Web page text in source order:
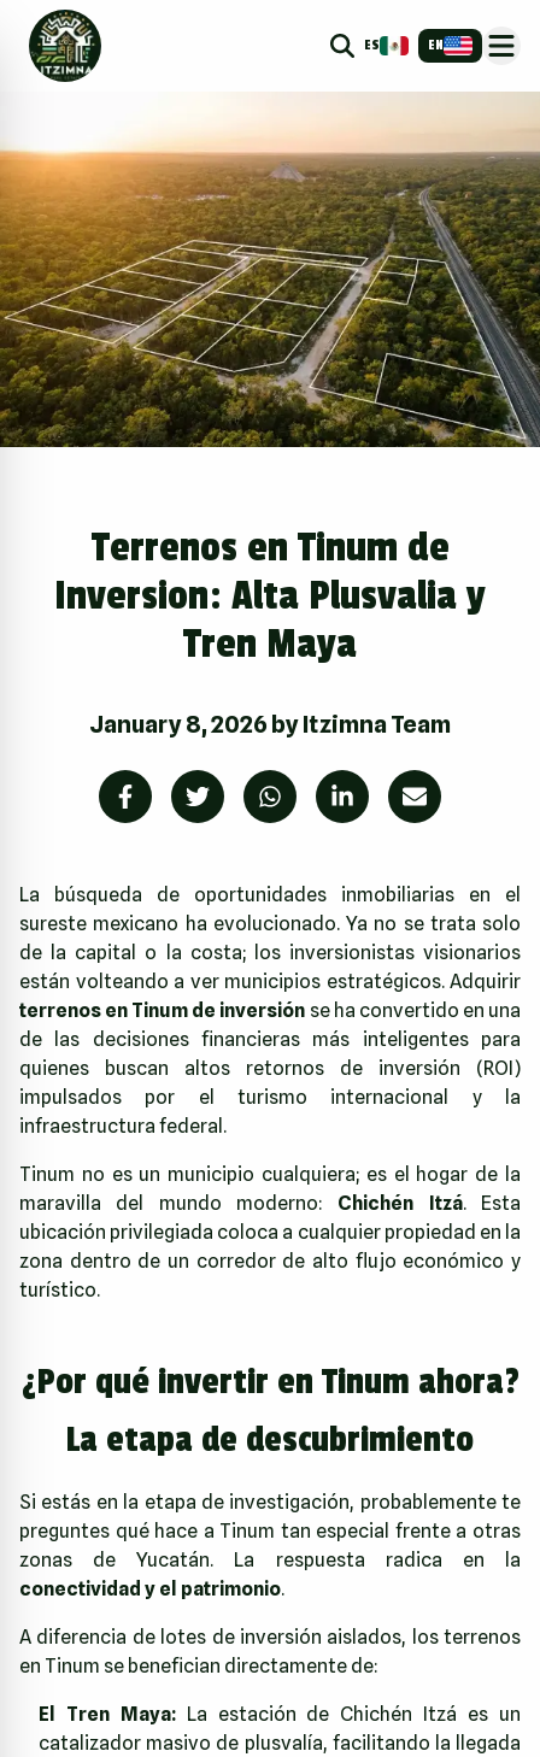
ES EN
Terrenos en Tinum de
Inversion: Alta Plusvalia y
Tren Maya
January 8, 2026 byItzimna Team
La búsqueda de oportunidades inmobiliarias en el
sureste mexicano ha evolucionado. Ya no se trata solo
de la capital o la costa; los inversionistas visionarios
están volteando a ver municipios estratégicos. Adquirir
terrenos en Tinum de inversión se ha convertido en una
de las decisiones financieras más inteligentes para
quienes buscan altos retornos de inversión (ROI)
impulsados por el turismo internacional y la
infraestructura federal.
Tinum no es un municipio cualquiera; es el hogar de la
maravilla del mundo moderno: Chichén Itzá. Esta
ubicación privilegiada coloca a cualquier propiedad en la
zona dentro de un corredor de alto flujo económico y
turístico.
¿Por qué invertir en Tinum ahora?
La etapa de descubrimiento
Si estás en la etapa de investigación, probablemente te
preguntes qué hace a Tinum tan especial frente a otras
zonas de Yucatán. La respuesta radica en la
conectividad y el patrimonio.
A diferencia de lotes de inversión aislados, los terrenos
en Tinum se benefician directamente de:
El Tren Maya:La estación de Chichén Itzá es un
catalizador masivo de plusvalía, facilitando la llegada